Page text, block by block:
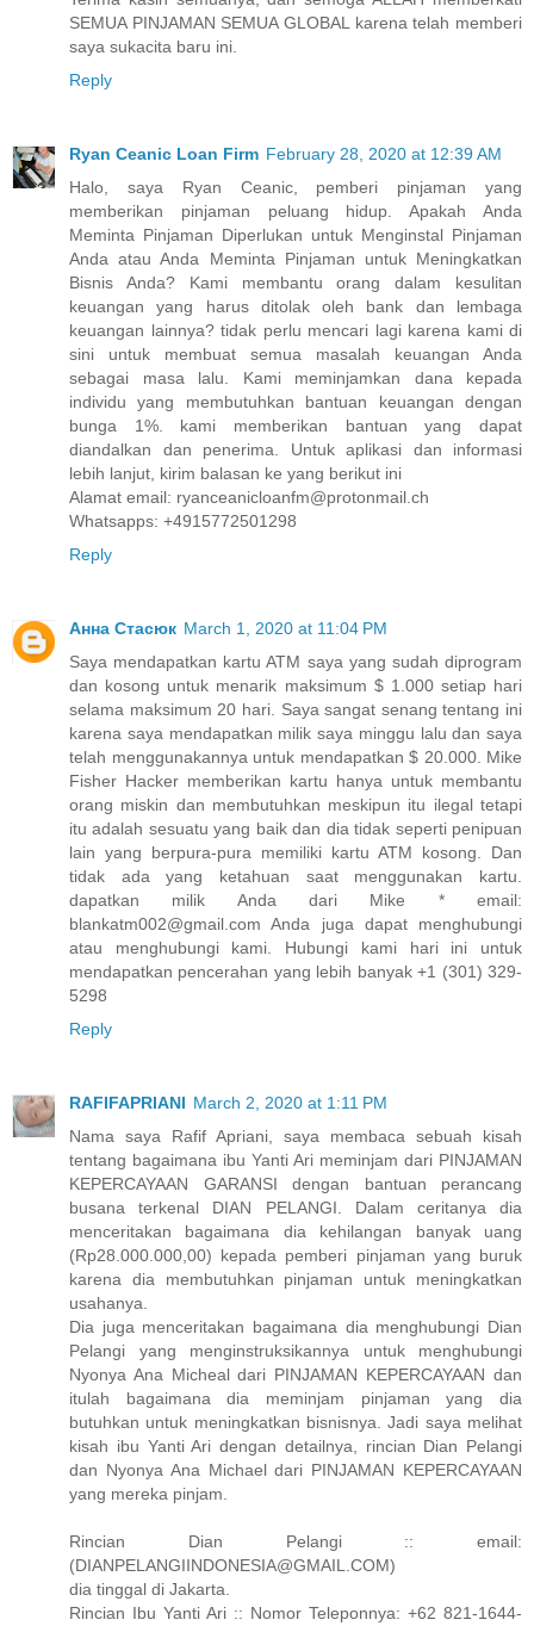
SEMUA PINJAMAN SEMUA GLOBAL karena telah memberi
saya sukacita baru ini.
Reply
Ryan Ceanic Loan Firm February 28, 2020 at 12:39 AM
Halo, saya Ryan Ceanic, pemberi pinjaman yang
memberikan pinjaman peluang hidup. Apakah Anda
Meminta Pinjaman Diperlukan untuk Menginstal Pinjaman
Anda atau Anda Meminta Pinjaman untuk Meningkatkan
Bisnis Anda? Kami membantu orang dalam kesulitan
keuangan yang harus ditolak oleh bank dan lembaga
keuangan lainnya? tidak perlu mencari lagi karena kami di
sini untuk membuat semua masalah keuangan Anda
sebagai masa lalu. Kami meminjamkan dana kepada
individu yang membutuhkan bantuan keuangan dengan
bunga 1%. kami memberikan bantuan yang dapat
diandalkan dan penerima. Untuk aplikasi dan informasi
lebih lanjut, kirim balasan ke yang berikut ini
Alamat email: ryanceanicloanfm@protonmail.ch
Whatsapps: +4915772501298
Reply
Анна Стасюк March 1, 2020 at 11:04 PM
Saya mendapatkan kartu ATM saya yang sudah diprogram
dan kosong untuk menarik maksimum $ 1.000 setiap hari
selama maksimum 20 hari. Saya sangat senang tentang ini
karena saya mendapatkan milik saya minggu lalu dan saya
telah menggunakannya untuk mendapatkan $ 20.000. Mike
Fisher Hacker memberikan kartu hanya untuk membantu
orang miskin dan membutuhkan meskipun itu ilegal tetapi
itu adalah sesuatu yang baik dan dia tidak seperti penipuan
lain yang berpura-pura memiliki kartu ATM kosong. Dan
tidak ada yang ketahuan saat menggunakan kartu.
dapatkan milik Anda dari Mike * email:
blankatm002@gmail.com Anda juga dapat menghubungi
atau menghubungi kami. Hubungi kami hari ini untuk
mendapatkan pencerahan yang lebih banyak +1 (301) 329-
5298
Reply
RAFIFAPRIANI March 2, 2020 at 1:11 PM
Nama saya Rafif Apriani, saya membaca sebuah kisah
tentang bagaimana ibu Yanti Ari meminjam dari PINJAMAN
KEPERCAYAAN GARANSI dengan bantuan perancang
busana terkenal DIAN PELANGI. Dalam ceritanya dia
menceritakan bagaimana dia kehilangan banyak uang
(Rp28.000.000,00) kepada pemberi pinjaman yang buruk
karena dia membutuhkan pinjaman untuk meningkatkan
usahanya.
Dia juga menceritakan bagaimana dia menghubungi Dian
Pelangi yang menginstruksikannya untuk menghubungi
Nyonya Ana Micheal dari PINJAMAN KEPERCAYAAN dan
itulah bagaimana dia meminjam pinjaman yang dia
butuhkan untuk meningkatkan bisnisnya. Jadi saya melihat
kisah ibu Yanti Ari dengan detailnya, rincian Dian Pelangi
dan Nyonya Ana Michael dari PINJAMAN KEPERCAYAAN
yang mereka pinjam.
Rincian Dian Pelangi :: email:
(DIANPELANGIINDONESIA@GMAIL.COM)
dia tinggal di Jakarta.
Rincian Ibu Yanti Ari :: Nomor Teleponnya: +62 821-1644-